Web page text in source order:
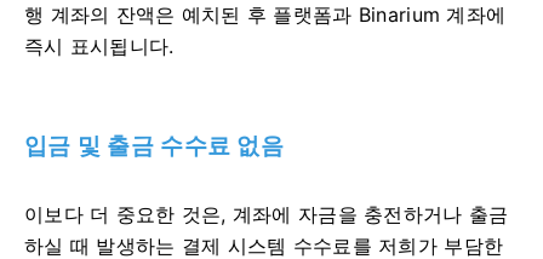
행 계좌의 잔액은 예치된 후 플랫폼과 Binarium 계좌에
즉시 표시됩니다.
입금 및 출금 수수료 없음
이보다 더 중요한 것은, 계좌에 자금을 충전하거나 출금
하실 때 발생하는 결제 시스템 수수료를 저희가 부담한